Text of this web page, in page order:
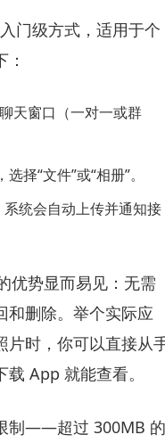
门级方式，适用于个
天窗口（一对一或群
择“文件”或“相册”。
统会自动上传并通知接
优势显而易见：无需
和删除。举个实际应
片时，你可以直接从
App 就能查看。
制——超过 300MB 的